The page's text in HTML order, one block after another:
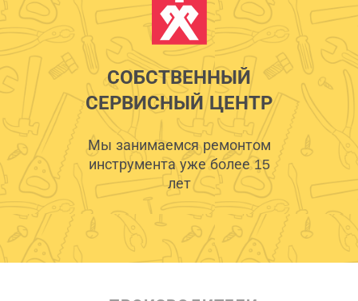
СОБСТВЕННЫЙ
СЕРВИСНЫЙ ЦЕНТР
Мы занимаемся ремонтом
инструмента уже более 15
лет